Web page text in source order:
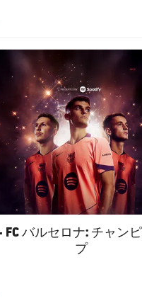
FC バルセロナ: チャン
プ